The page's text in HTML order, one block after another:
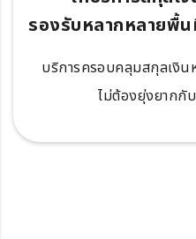
รองรับหลากหลายพื้น
บริการครอบคลุมสกุลเงิน
ไม่ต้องยุ่งยากกั